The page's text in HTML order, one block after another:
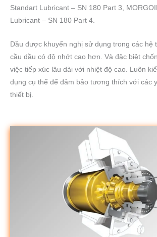
Standart Lubricant – SN 180 Part 3,
Lubricant – SN 180 Part 4.
Dầu được khuyến nghị sử dụng trong các hệ
cầu dầu có độ nhớt cao hơn. Và đặc biệt
việc tiếp xúc lâu dài với nhiệt độ cao. Luôn
dụng cụ thể để đảm bảo tương thích với các
thiết bị.